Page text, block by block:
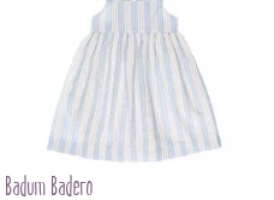
Badum Badero